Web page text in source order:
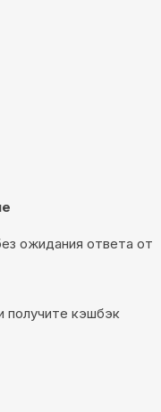
ожидания ответа от
получите кэшбэк